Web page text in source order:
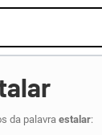
da palavra estalar: